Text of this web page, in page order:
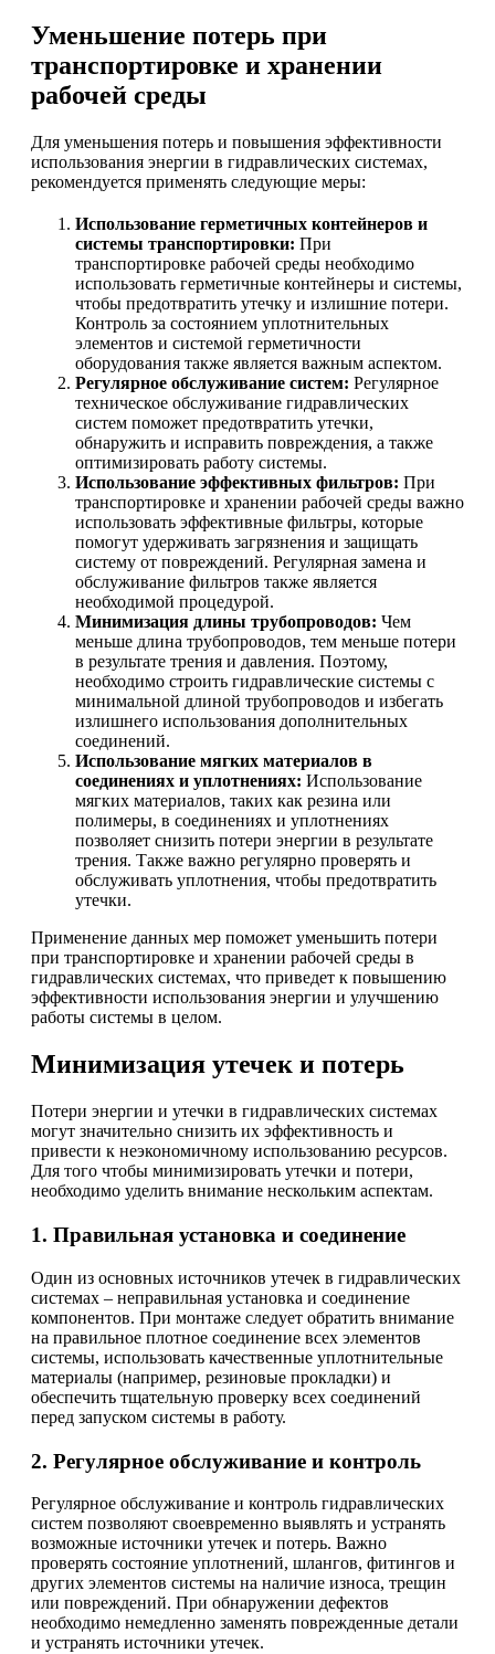
Уменьшение потерь при
транспортировке и хранении
рабочей среды
Для уменьшения потерь и повышения эффективности
использования энергии в гидравлических системах,
рекомендуется применять следующие меры:
Использование герметичных контейнеров и
системы транспортировки: При
транспортировке рабочей среды необходимо
использовать герметичные контейнеры и системы,
чтобы предотвратить утечку и излишние потери.
Контроль за состоянием уплотнительных
элементов и системой герметичности
оборудования также является важным аспектом.
Регулярное обслуживание систем: Регулярное
техническое обслуживание гидравлических
систем поможет предотвратить утечки,
обнаружить и исправить повреждения, а также
оптимизировать работу системы.
Использование эффективных фильтров: При
транспортировке и хранении рабочей среды важно
использовать эффективные фильтры, которые
помогут удерживать загрязнения и защищать
систему от повреждений. Регулярная замена и
обслуживание фильтров также является
необходимой процедурой.
Минимизация длины трубопроводов: Чем
меньше длина трубопроводов, тем меньше потери
в результате трения и давления. Поэтому,
необходимо строить гидравлические системы с
минимальной длиной трубопроводов и избегать
излишнего использования дополнительных
соединений.
Использование мягких материалов в
соединениях и уплотнениях: Использование
мягких материалов, таких как резина или
полимеры, в соединениях и уплотнениях
позволяет снизить потери энергии в результате
трения. Также важно регулярно проверять и
обслуживать уплотнения, чтобы предотвратить
утечки.
Применение данных мер поможет уменьшить потери
при транспортировке и хранении рабочей среды в
гидравлических системах, что приведет к повышению
эффективности использования энергии и улучшению
работы системы в целом.
Минимизация утечек и потерь
Потери энергии и утечки в гидравлических системах
могут значительно снизить их эффективность и
привести к неэкономичному использованию ресурсов.
Для того чтобы минимизировать утечки и потери,
необходимо уделить внимание нескольким аспектам.
1. Правильная установка и соединение
Один из основных источников утечек в гидравлических
системах – неправильная установка и соединение
компонентов. При монтаже следует обратить внимание
на правильное плотное соединение всех элементов
системы, использовать качественные уплотнительные
материалы (например, резиновые прокладки) и
обеспечить тщательную проверку всех соединений
перед запуском системы в работу.
2. Регулярное обслуживание и контроль
Регулярное обслуживание и контроль гидравлических
систем позволяют своевременно выявлять и устранять
возможные источники утечек и потерь. Важно
проверять состояние уплотнений, шлангов, фитингов и
других элементов системы на наличие износа, трещин
или повреждений. При обнаружении дефектов
необходимо немедленно заменять поврежденные детали
и устранять источники утечек.